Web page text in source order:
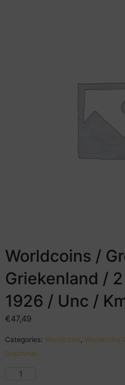
Worldcoins /
Griekenland /
1926 / Unc /
€47,49
Categories: Worldcoins Worldcoins
Drachmai